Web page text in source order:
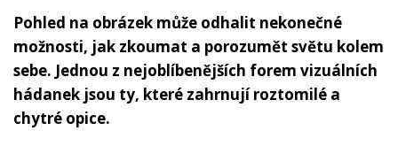
Pohled na obrázek může odhalit nekonečné
možnosti, jak zkoumat a porozumět světu kolem
sebe. Jednou z nejoblíbenějších forem vizuálních
hádanek jsou ty, které zahrnují roztomilé a
chytré opice.